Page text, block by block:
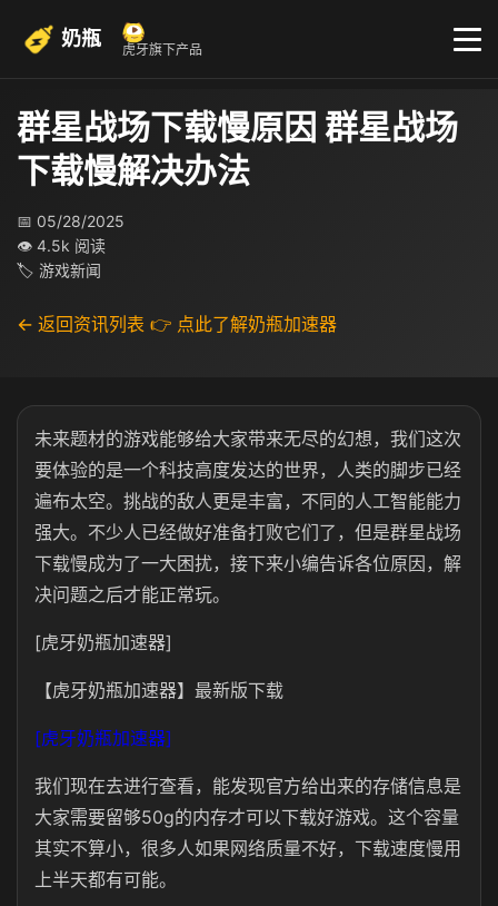
奶瓶 虎牙旗下产品
群星战场下载慢原因 群星战场
下载慢解决办法
📅 05/28/2025
👁 4.5k 阅读
🏷 游戏新闻
← 返回资讯列表 👉 点此了解奶瓶加速器
未来题材的游戏能够给大家带来无尽的幻想，我们这次
要体验的是一个科技高度发达的世界，人类的脚步已经
遍布太空。挑战的敌人更是丰富，不同的人工智能能力
强大。不少人已经做好准备打败它们了，但是群星战场
下载慢成为了一大困扰，接下来小编告诉各位原因，解
决问题之后才能正常玩。
[虎牙奶瓶加速器]
【虎牙奶瓶加速器】最新版下载
[虎牙奶瓶加速器]
我们现在去进行查看，能发现官方给出来的存储信息是
大家需要留够50g的内存才可以下载好游戏。这个容量
其实不算小，很多人如果网络质量不好，下载速度慢用
上半天都有可能。